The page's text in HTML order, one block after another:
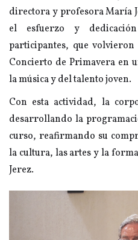
directora y profesora María
el esfuerzo y
participantes, que
Concierto de Primavera en
la música y del talento joven.
Con esta actividad, la
desarrollando la
curso, reafirmando su
la cultura, las artes y la
Jerez.